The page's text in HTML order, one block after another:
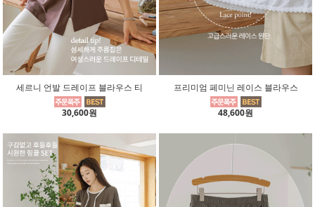
세르니 언발 드레이프 블라우스 티
30,600원
프리미엄 페미닌 레이스 블라우스
48,600원